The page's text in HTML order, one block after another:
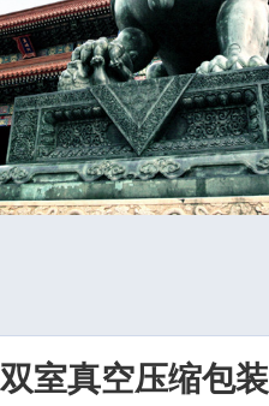
室真空压缩包装